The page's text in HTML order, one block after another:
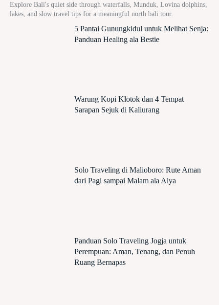
Explore Bali's quiet side through waterfalls, Munduk, Lovina dolphins,
lakes, and slow travel tips for a meaningful north bali tour.
5 Pantai Gunungkidul untuk Melihat Senja:
Panduan Healing ala Bestie
Warung Kopi Klotok dan 4 Tempat
Sarapan Sejuk di Kaliurang
Solo Traveling di Malioboro: Rute Aman
dari Pagi sampai Malam ala Alya
Panduan Solo Traveling Jogja untuk
Perempuan: Aman, Tenang, dan Penuh
Ruang Bernapas